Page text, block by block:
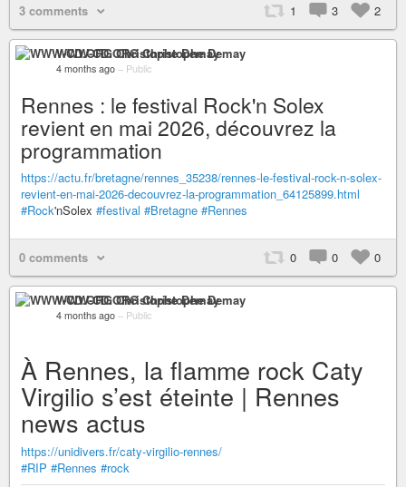
3 comments 1 3 2
WWW-CD.ORG Christophe Demay
4 months ago – Public
Rennes : le festival Rock'n Solex
revient en mai 2026, découvrez la
programmation
https://actu.fr/bretagne/rennes_35238/rennes-le-festival-rock-n-solex-
revient-en-mai-2026-decouvrez-la-programmation_64125899.html
#Rock'nSolex #festival #Bretagne #Rennes
0 comments 0 0 0
WWW-CD.ORG Christophe Demay
4 months ago – Public
À Rennes, la flamme rock Caty
Virgilio s’est éteinte | Rennes
news actus
https://unidivers.fr/caty-virgilio-rennes/
#RIP #Rennes #rock